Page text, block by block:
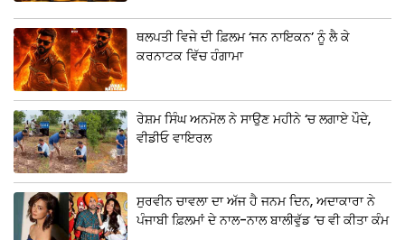
ਥਲਪਤੀ ਵਿਜੇ ਦੀ ਫ਼ਿਲਮ ‘ਜਨ ਨਾਇਕਨ’ ਨੂੰ ਲੈ ਕੇ
ਕਰਨਾਟਕ ਵਿੱਚ ਹੰਗਾਮਾ
ਰੇਸ਼ਮ ਸਿੰਘ ਅਨਮੋਲ ਨੇ ਸਾਉਣ ਮਹੀਨੇ ‘ਚ ਲਗਾਏ ਪੌਦੇ,
ਵੀਡੀਓ ਵਾਇਰਲ
ਸੁਰਵੀਨ ਚਾਵਲਾ ਦਾ ਅੱਜ ਹੈ ਜਨਮ ਦਿਨ, ਅਦਾਕਾਰਾ ਨੇ
ਪੰਜਾਬੀ ਫ਼ਿਲਮਾਂ ਦੇ ਨਾਲ-ਨਾਲ ਬਾਲੀਵੁੱਡ ‘ਚ ਵੀ ਕੀਤਾ ਕੰਮ